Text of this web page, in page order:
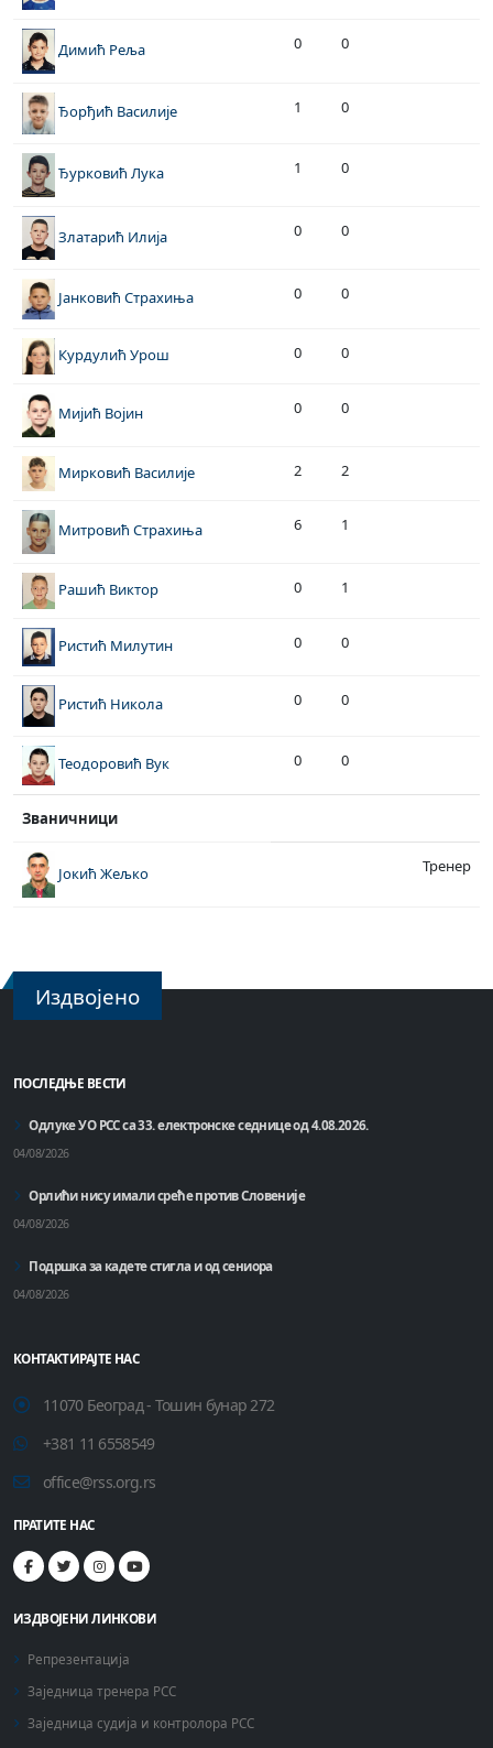
Димић Реља 0 0
Ђорђић Василије 1 0
Ђурковић Лука 1 0
Златарић Илија 0 0
Јанковић Страхиња 0 0
Курдулић Урош 0 0
Мијић Војин 0 0
Мирковић Василије 2 2
Митровић Страхиња 6 1
Рашић Виктор 0 1
Ристић Милутин 0 0
Ристић Никола 0 0
Теодоровић Вук 0 0
Званичници
Јокић Жељко Тренер
Издвојено
ПОСЛЕДЊЕ ВЕСТИ
Одлуке УО РСС са 33. електронске седнице од 4.08.2026.
04/08/2026
Орлићи нису имали среће против Словеније
04/08/2026
Подршка за кадете стигла и од сениора
04/08/2026
КОНТАКТИРАЈТЕ НАС
11070 Београд - Тошин бунар 272
+381 11 6558549
office@rss.org.rs
ПРАТИТЕ НАС
ИЗДВОЈЕНИ ЛИНКОВИ
Репрезентација
Заједница тренера РСС
Заједница судија и контролора РСС